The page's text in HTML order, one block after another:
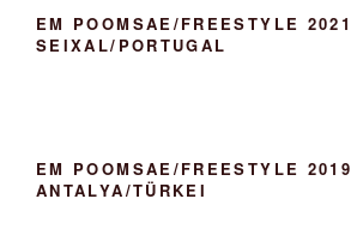
EM POOMSAE/FREESTYLE 2021
SEIXAL/PORTUGAL
EM POOMSAE/FREESTYLE 2019
ANTALYA/TÜRKEI